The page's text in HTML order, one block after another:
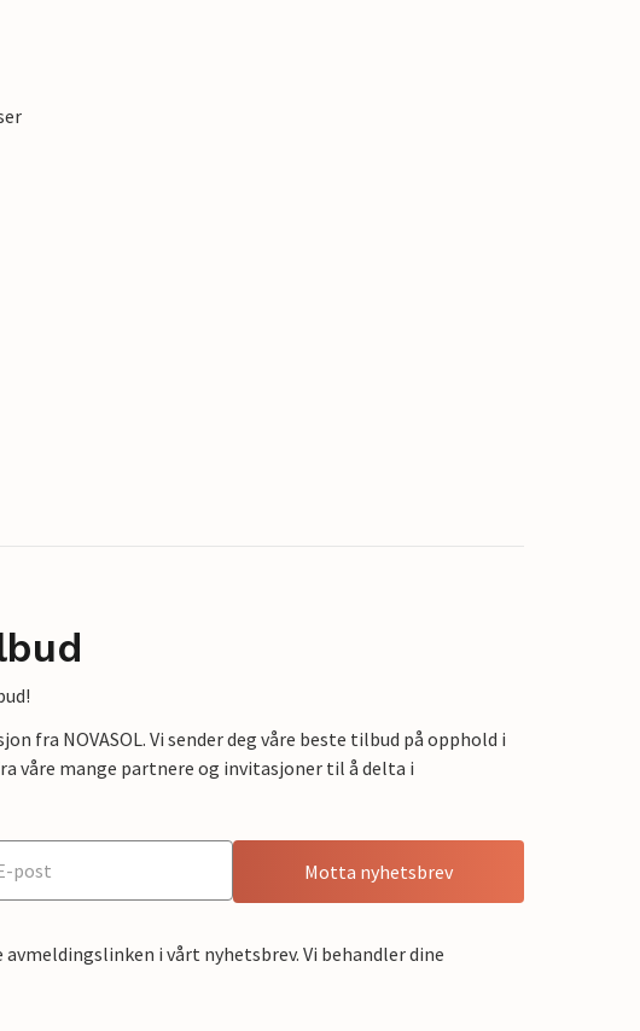
fra NOVASOL. Vi sender deg våre beste tilbud på opphold i
våre mange partnere og invitasjoner til å delta i
Motta nyhetsbrev
i vårt nyhetsbrev. Vi behandler dine